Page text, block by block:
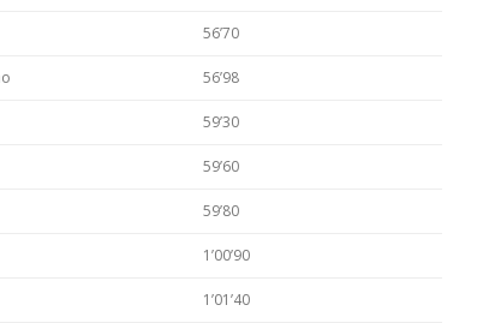
56’70
56’98
59’30
59’60
59’80
1’00’90
1’01’40